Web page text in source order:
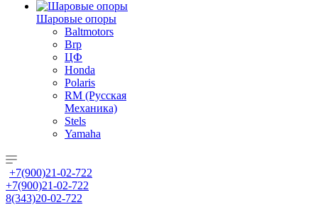
Шаровые опоры
Baltmotors
Brp
ЦФ
Honda
Polaris
RM (Русская
Механика)
Stels
Yamaha
+7(900)21-02-722
+7(900)21-02-722
8(343)20-02-722